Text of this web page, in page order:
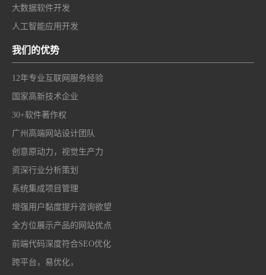
大数据软件开发
人工智能应用开发
我们的优势
12年专业互联网服务经验
国家高新技术企业
30+软件著作权
广州高端网站设计团队
创意原动力，视觉生产力
资深行业分析策划
系统集成项目管理
增强用户黏度提升咨询欲望
全方位展示产品的网站优点
前端代码深度符合SEO优化
跨平台，易优化，